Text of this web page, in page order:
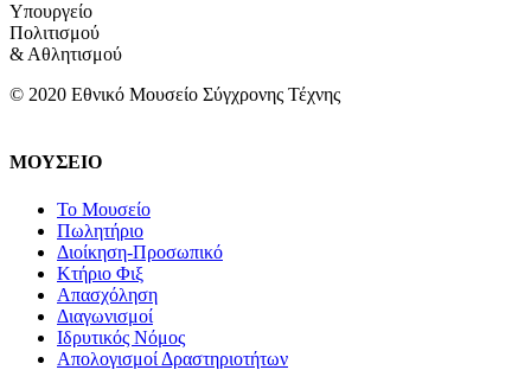
Υπουργείο
Πολιτισμού
& Αθλητισμού
© 2020 Εθνικό Μουσείο Σύγχρονης Τέχνης
ΜΟΥΣΕΙΟ
Το Μουσείο
Πωλητήριο
Διοίκηση-Προσωπικό
Κτήριο Φιξ
Απασχόληση
Διαγωνισμοί
Ιδρυτικός Νόμος
Απολογισμοί Δραστηριοτήτων